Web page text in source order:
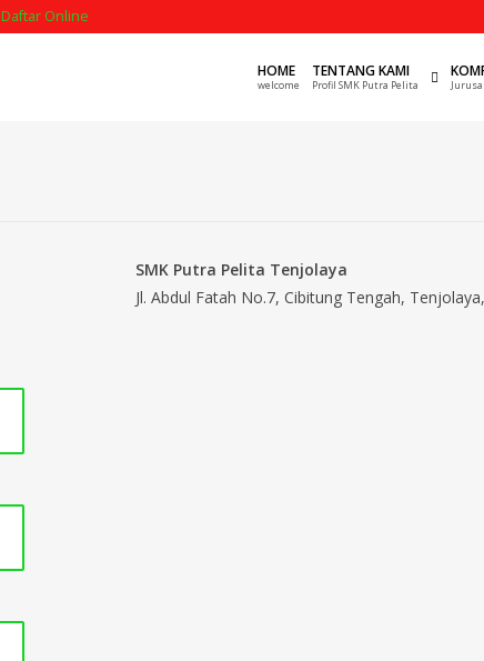
Online
HOME
welcome
TENTANG KAMI
Profil SMK Putra Pelita
SMK Putra Pelita Tenjolaya
Jl. Abdul Fatah No.7, Cibitung Tengah,